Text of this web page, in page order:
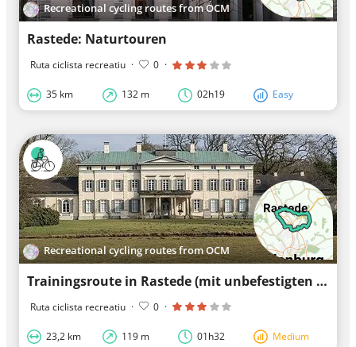
Recreational cycling routes from OCM
Rastede: Naturtouren
Ruta ciclista recreatiu · 0 ·
35 km 132 m 02h19 Easy
Recreational cycling routes from OCM
Trainingsroute in Rastede (mit unbefestigten Wege)
Ruta ciclista recreatiu · 0 ·
23,2 km 119 m 01h32 Medium